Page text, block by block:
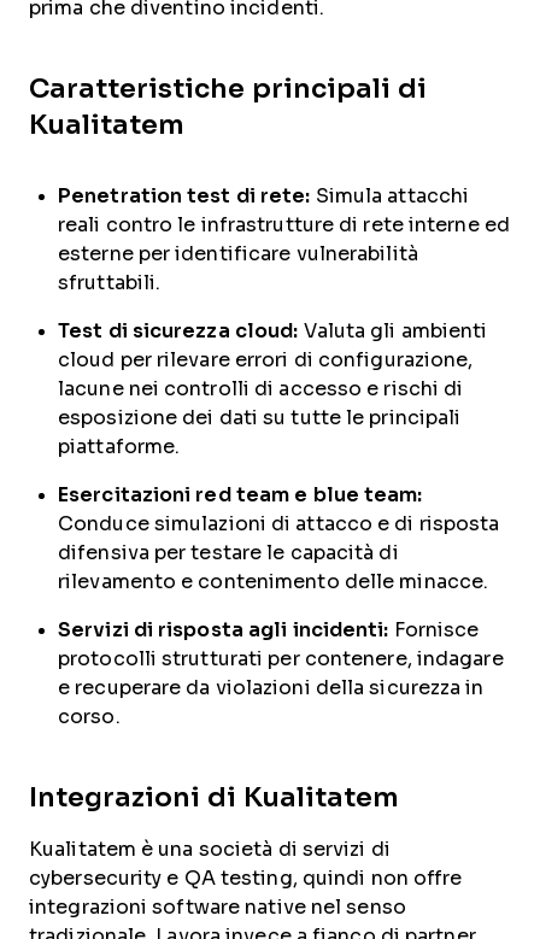
prima che diventino incidenti.
Caratteristiche principali di
Kualitatem
Penetration test di rete: Simula attacchi
reali contro le infrastrutture di rete interne ed
esterne per identificare vulnerabilità
sfruttabili.
Test di sicurezza cloud: Valuta gli ambienti
cloud per rilevare errori di configurazione,
lacune nei controlli di accesso e rischi di
esposizione dei dati su tutte le principali
piattaforme.
Esercitazioni red team e blue team:
Conduce simulazioni di attacco e di risposta
difensiva per testare le capacità di
rilevamento e contenimento delle minacce.
Servizi di risposta agli incidenti: Fornisce
protocolli strutturati per contenere, indagare
e recuperare da violazioni della sicurezza in
corso.
Integrazioni di Kualitatem
Kualitatem è una società di servizi di
cybersecurity e QA testing, quindi non offre
integrazioni software native nel senso